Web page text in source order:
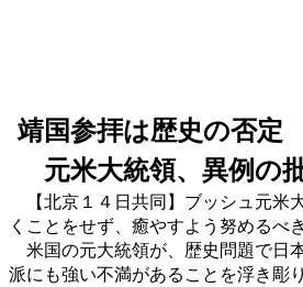
靖国参拝は歴史の否定
元米大統領、異例の
【北京１４日共同】ブッシュ元米
くことをせず、癒やすよう努めるべ
米国の元大統領が、歴史問題で日
派にも強い不満があることを浮き彫